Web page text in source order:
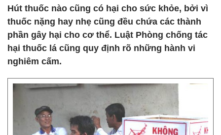
Hút thuốc nào cũng có hại cho sức khỏe, bởi vì
thuốc nặng hay nhẹ cũng đều chứa các thành
phần gây hại cho cơ thể. Luật Phòng chống tác
hại thuốc lá cũng quy định rõ những hành vi
nghiêm cấm.